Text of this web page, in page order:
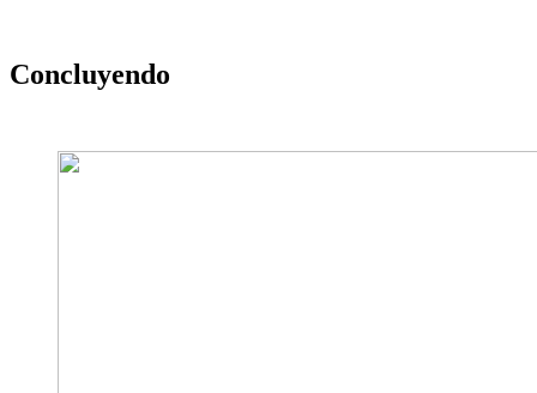
Concluyendo